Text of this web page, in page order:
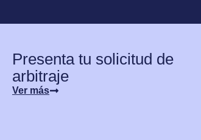
Presenta tu solicitud de
arbitraje
Ver más